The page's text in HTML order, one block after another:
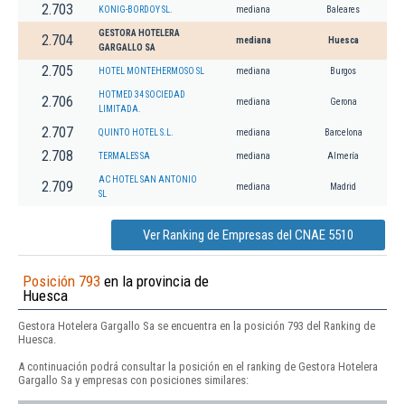
2.703 KONIG-BORDOY SL. mediana Baleares
2.704
GESTORA HOTELERA
GARGALLO SA
mediana Huesca
2.705 HOTEL MONTEHERMOSO SL mediana Burgos
2.706
HOTMED 34 SOCIEDAD
LIMITADA.
mediana Gerona
2.707 QUINTO HOTEL S.L. mediana Barcelona
2.708 TERMALES SA mediana Almería
2.709
AC HOTEL SAN ANTONIO
SL
mediana Madrid
Ver Ranking de Empresas del CNAE 5510
Posición 793 en la provincia de
Huesca
Gestora Hotelera Gargallo Sa se encuentra en la posición 793 del Ranking de
Huesca.
A continuación podrá consultar la posición en el ranking de Gestora Hotelera
Gargallo Sa y empresas con posiciones similares: